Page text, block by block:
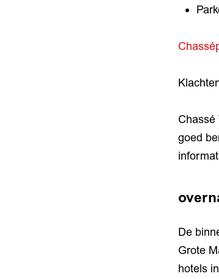
goed
De
Grote
hotels